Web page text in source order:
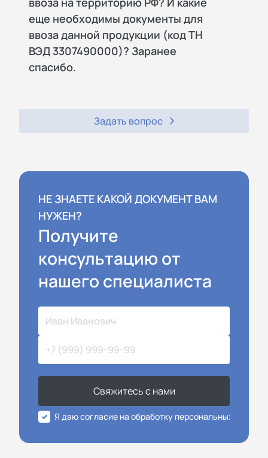
еще необходимы документы для
ввоза данной продукции (код ТН
ВЭД 3307490000)? Заранее
спасибо.
Задать вопрос
НЕ ЗНАЕТЕ КАКОЙ ДОКУМЕНТ ВАМ
НУЖЕН?
Получите
консультацию от
нашего специалиста
Свяжитесь с нами
Я даю согласие на обработку персональных